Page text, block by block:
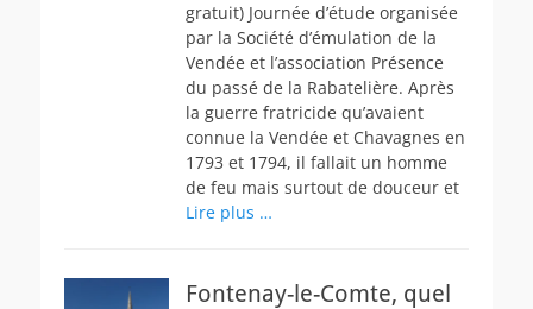
gratuit) Journée d’étude organisée
par la Société d’émulation de la
Vendée et l’association Présence
du passé de la Rabatelière. Après
la guerre fratricide qu’avaient
connue la Vendée et Chavagnes en
1793 et 1794, il fallait un homme
de feu mais surtout de douceur et
Lire plus …
Fontenay-le-Comte, quel